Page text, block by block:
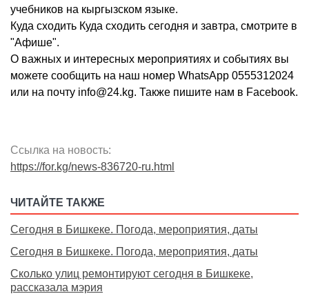
учебников на кыргызском языке.
Куда сходить Куда сходить сегодня и завтра, смотрите в
"Афише".
О важных и интересных мероприятиях и событиях вы
можете сообщить на наш номер WhatsApp 0555312024
или на почту info@24.kg. Также пишите нам в Facebook.
Ссылка на новость:
https://for.kg/news-836720-ru.html
ЧИТАЙТЕ ТАКЖЕ
Сегодня в Бишкеке. Погода, мероприятия, даты
Сегодня в Бишкеке. Погода, мероприятия, даты
Сколько улиц ремонтируют сегодня в Бишкеке,
рассказала мэрия